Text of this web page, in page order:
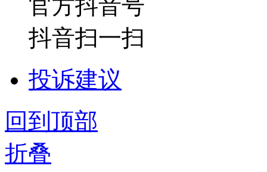
官方抖音号
抖音扫一扫
投诉建议
回到顶部
折叠